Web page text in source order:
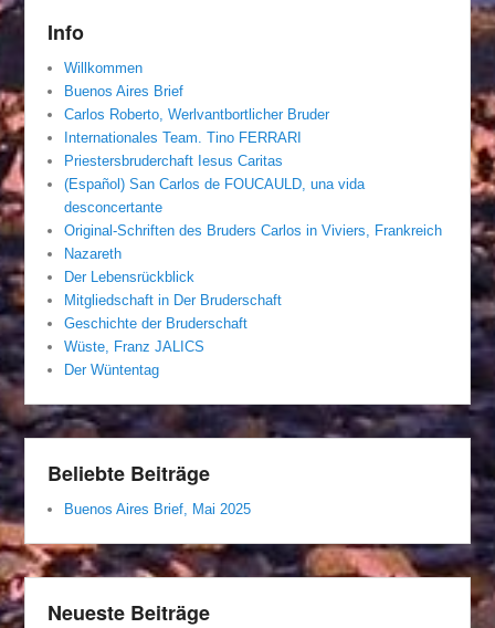
Info
Willkommen
Buenos Aires Brief
Carlos Roberto, Werlvantbortlicher Bruder
Internationales Team. Tino FERRARI
Priestersbruderchaft Iesus Caritas
(Español) San Carlos de FOUCAULD, una vida
desconcertante
Original-Schriften des Bruders Carlos in Viviers, Frankreich
Nazareth
Der Lebensrückblick
Mitgliedschaft in Der Bruderschaft
Geschichte der Bruderschaft
Wüste, Franz JALICS
Der Wüntentag
Beliebte Beiträge
Buenos Aires Brief, Mai 2025
Neueste Beiträge